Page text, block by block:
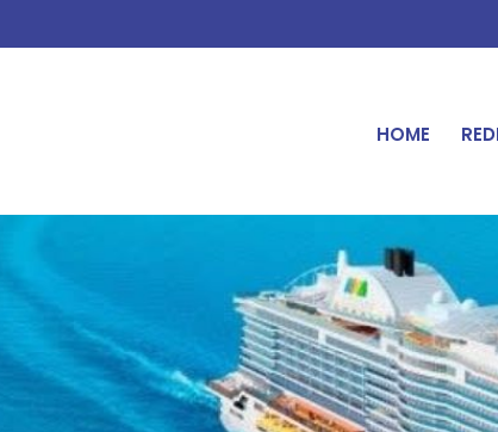
HOME